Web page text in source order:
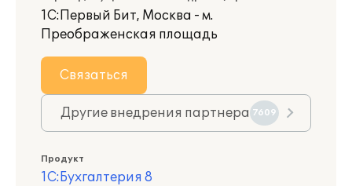
1С:Первый Бит, Москва - м.
Преображенская площадь
Связаться
Другие внедрения партнера 7609
Продукт
1С:Бухгалтерия 8